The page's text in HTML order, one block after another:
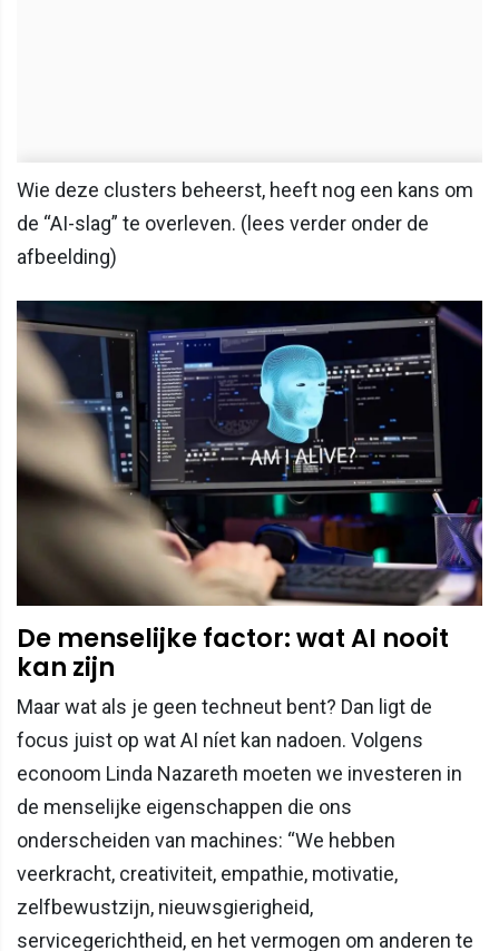
Wie deze clusters beheerst, heeft nog een kans om
de “AI-slag” te overleven. (lees verder onder de
afbeelding)
De menselijke factor: wat AI nooit
kan zijn
Maar wat als je geen techneut bent? Dan ligt de
focus juist op wat AI níet kan nadoen. Volgens
econoom Linda Nazareth moeten we investeren in
de menselijke eigenschappen die ons
onderscheiden van machines: “We hebben
veerkracht, creativiteit, empathie, motivatie,
zelfbewustzijn, nieuwsgierigheid,
servicegerichtheid, en het vermogen om anderen te